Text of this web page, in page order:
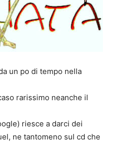
un po di tempo nella
rarissimo neanche il
riesce a darci dei
ne tantomeno sul cd che